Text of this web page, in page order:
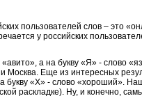
пользователей слов – это
у российских
а на букву «Я» - слово
Москва. Еще из интересных
букву «Х» - слово «хороший».
раскладке). Ну, и конечно,